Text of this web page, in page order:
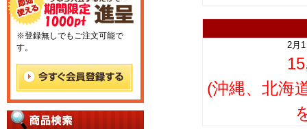
※登録無しでもご注文可能で
す。
2月
(沖縄、北海